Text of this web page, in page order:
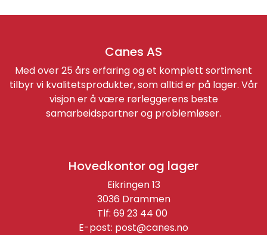
Canes AS
Med over 25 års erfaring og et komplett sortiment
tilbyr vi kvalitetsprodukter, som alltid er på lager. Vår
visjon er å være rørleggerens beste
samarbeidspartner og problemløser.
Hovedkontor og lager
Eikringen 13
3036 Drammen
Tlf: 69 23 44 00
E-post: post@canes.no